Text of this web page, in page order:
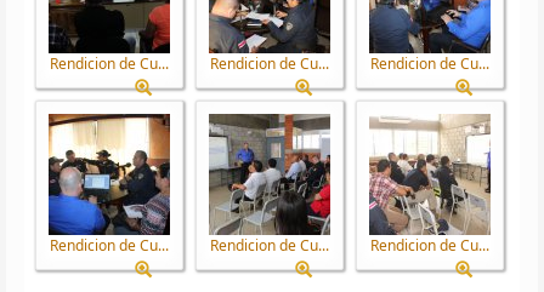
Rendicion de Cu... Rendicion de Cu... Rendicion de Cu...
Rendicion de Cu... Rendicion de Cu... Rendicion de Cu...